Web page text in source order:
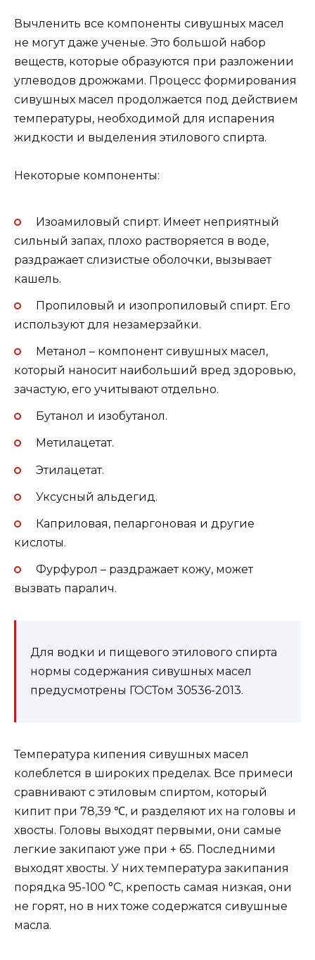
Вычленить все компоненты сивушных масел
не могут даже ученые. Это большой набор
веществ, которые образуются при разложении
углеводов дрожжами. Процесс формирования
сивушных масел продолжается под действием
температуры, необходимой для испарения
жидкости и выделения этилового спирта.
Некоторые компоненты:
Изоамиловый спирт. Имеет неприятный
сильный запах, плохо растворяется в воде,
раздражает слизистые оболочки, вызывает
кашель.
Пропиловый и изопропиловый спирт. Его
используют для незамерзайки.
Метанол – компонент сивушных масел,
который наносит наибольший вред здоровью,
зачастую, его учитывают отдельно.
Бутанол и изобутанол.
Метилацетат.
Этилацетат.
Уксусный альдегид.
Каприловая, пеларгоновая и другие
кислоты.
Фурфурол – раздражает кожу, может
вызвать паралич.
Для водки и пищевого этилового спирта
нормы содержания сивушных масел
предусмотрены ГОСТом 30536-2013.
Температура кипения сивушных масел
колеблется в широких пределах. Все примеси
сравнивают с этиловым спиртом, который
кипит при 78,39 ℃, и разделяют их на головы и
хвосты. Головы выходят первыми, они самые
легкие закипают уже при + 65. Последними
выходят хвосты. У них температура закипания
порядка 95-100 °C, крепость самая низкая, они
не горят, но в них тоже содержатся сивушные
масла.